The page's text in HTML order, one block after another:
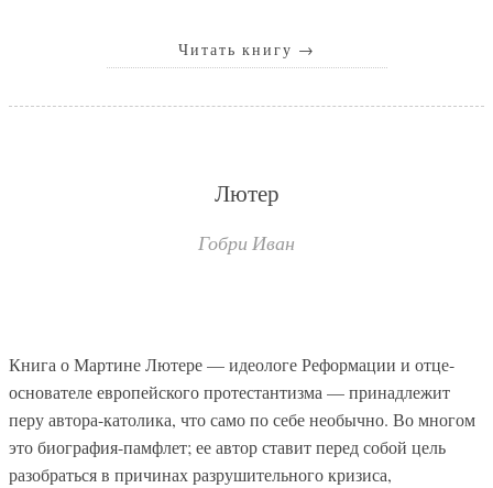
Читать книгу →
Лютер
Гобри Иван
Книга о Мартине Лютере — идеологе Реформации и отце-
основателе европейского протестантизма — принадлежит
перу автора-католика, что само по себе необычно. Во многом
это биография-памфлет; ее автор ставит перед собой цель
разобраться в причинах разрушительного кризиса,